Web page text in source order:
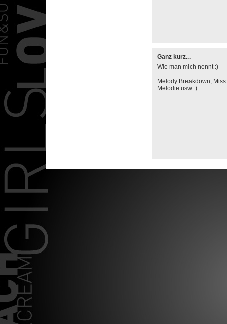
Ganz kurz...
Wie man mich nennt :)
Melody Breakdown,
Melodie usw :)